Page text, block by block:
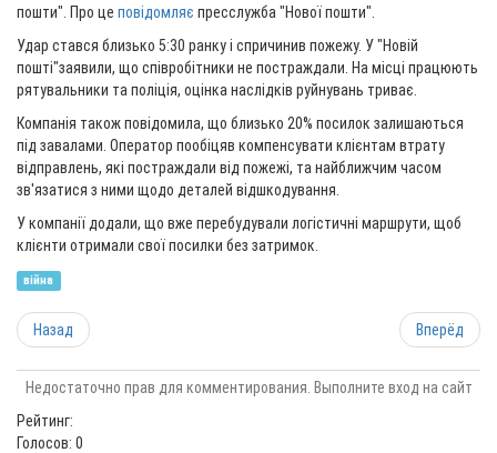
пошти". Про це повідомляє пресслужба "Нової пошти".
Удар стався близько 5:30 ранку і спричинив пожежу. У "Новій
пошті"заявили, що співробітники не постраждали. На місці працюють
рятувальники та поліція, оцінка наслідків руйнувань триває.
Компанія також повідомила, що близько 20% посилок залишаються
під завалами. Оператор пообіцяв компенсувати клієнтам втрату
відправлень, які постраждали від пожежі, та найближчим часом
зв'язатися з ними щодо деталей відшкодування.
У компанії додали, що вже перебудували логістичні маршрути, щоб
клієнти отримали свої посилки без затримок.
війна
Назад Вперёд
Недостаточно прав для комментирования. Выполните вход на сайт
Рейтинг:
Голосов: 0